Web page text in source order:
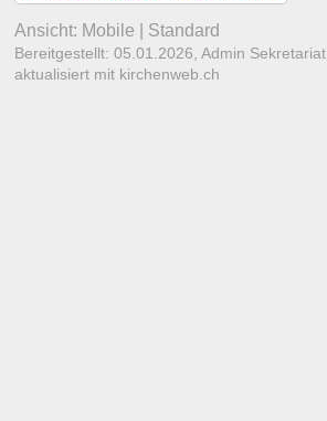
Ansicht: Mobile Standard
Bereitgestellt: 05.01.2026,Admin Sekretariat
aktualisiert mit kirchenweb.ch